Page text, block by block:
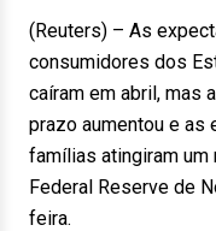
(Reuters) – As
consumidores dos
caíram em abril, mas
prazo aumentou e
famílias atingiram
Federal Reserve de
feira.